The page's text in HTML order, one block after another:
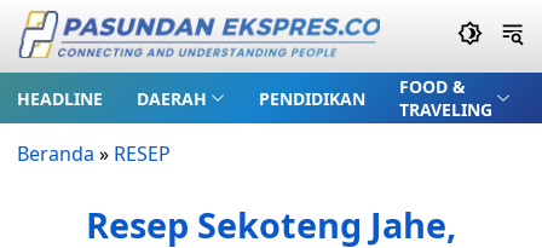
HEADLINE DAERAH PENDIDIKAN
FOOD &
TRAVELING
Beranda » RESEP
Resep Sekoteng Jahe,